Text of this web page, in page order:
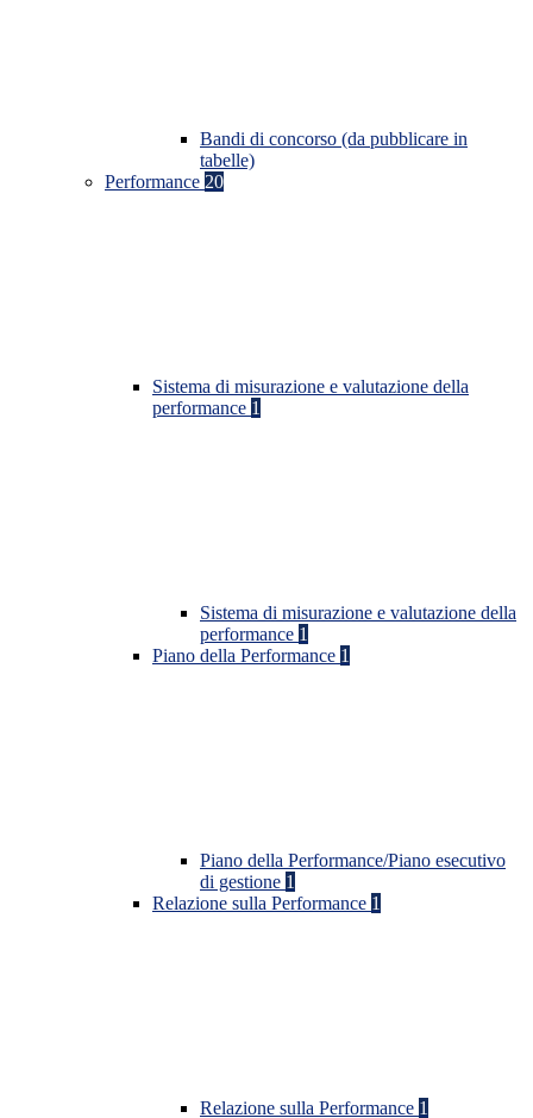
Bandi di concorso (da pubblicare in
tabelle)
Performance 20
Sistema di misurazione e valutazione della
performance 1
Sistema di misurazione e valutazione della
performance 1
Piano della Performance 1
Piano della Performance/Piano esecutivo
di gestione 1
Relazione sulla Performance 1
Relazione sulla Performance 1